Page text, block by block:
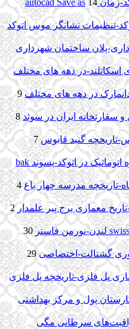
14
تنظیمات نشانگر موس اتوکد
پلان ساختمان شهرداری
در دهه های مختلف
در دهه های مختلف 9
و سفارتخانه ایران در سوئد 8
تاریخچه گنبد قابوس 7
فعال یا غیر فعال کردن ذخیره اتوماتیک در اتوکد-پسوند bak
تاریخچه مدرسه چهار باغ 4
معماری برج پیر علمدار 2
30
گشتالت-اختصاصی 29
پل فلزی-تاریخچه پل فلزی
پول و مرکز بهداشتی
سرطانی مگی